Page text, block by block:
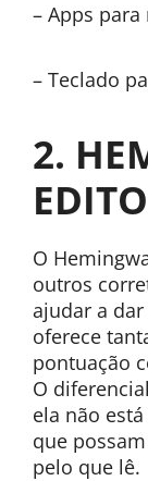
– Apps
– Teclado
2.
O
outros
ajudar a
oferece
pontuação
O
ela não
que
pelo que lê.